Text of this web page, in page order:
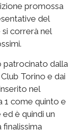
promossa
del
correrà nel
patrocinato dalla
Torino e dai
nel
1 come quinto e
è quindi un
finalissima